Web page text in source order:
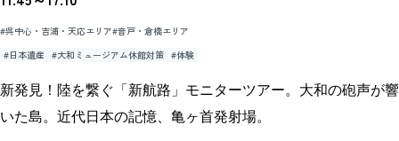
#呉中心・吉浦・天応エリア#音戸・倉橋エリア
#日本遺産 #大和ミュージアム休館対策 #体験
新発見！陸を繋ぐ「新航路」モニターツアー。大和の砲声が響
いた島。近代日本の記憶、亀ヶ首発射場。